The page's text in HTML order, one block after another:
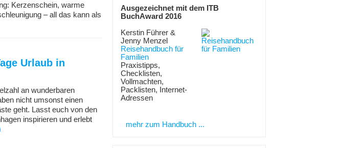
Kerzenschein, warme
– all das kann als
Urlaub in
an wunderbaren
nicht umsonst einen
geht. Lasst euch von den
inspirieren und erlebt
Ausgezeichnet mit dem ITB
BuchAward 2016
Kerstin Führer &
Jenny Menzel
Reisehandbuch für
Familien
Praxistipps,
Checklisten,
Vollmachten,
Packlisten, Internet-
Adressen
mehr zum Handbuch ...